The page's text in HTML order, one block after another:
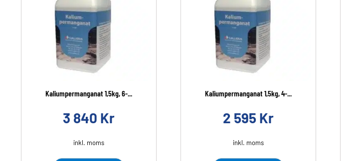
Kaliumpermanganat 1,5kg, 6-...
3 840 Kr
inkl. moms
Kaliumpermanganat 1,5kg, 4-...
2 595 Kr
inkl. moms